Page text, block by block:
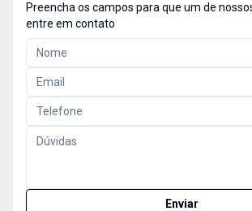
Preencha os campos para que um de
entre em contato
Enviar